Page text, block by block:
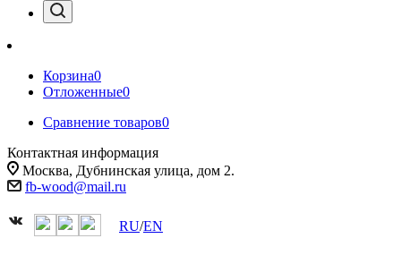
Корзина0
Отложенные0
Сравнение товаров0
Контактная информация
Москва, Дубнинская улица, дом 2.
fb-wood@mail.ru
RU/EN